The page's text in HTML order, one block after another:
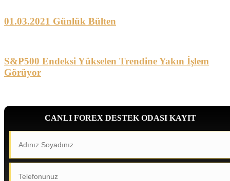
01.03.2021 Günlük Bülten
S&P500 Endeksi Yükselen Trendine Yakın İşlem
Görüyor
CANLI FOREX DESTEK ODASI KAYIT